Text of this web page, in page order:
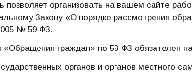
позволяет организовать на вашем сайте
Закону «О порядке рассмотрения
№ 59-ФЗ.
«Обращения граждан» по 59-ФЗ обязателен
органов и органов местного